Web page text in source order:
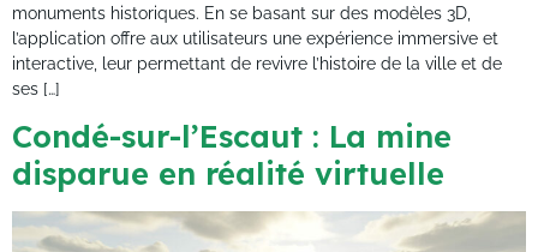
monuments historiques. En se basant sur des modèles 3D,
l’application offre aux utilisateurs une expérience immersive et
interactive, leur permettant de revivre l’histoire de la ville et de
ses […]
Condé-sur-l’Escaut : La mine
disparue en réalité virtuelle